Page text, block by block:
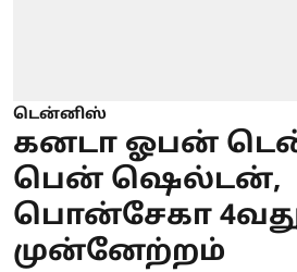
டென்னிஸ்
கனடா ஓபன்
பென் ஷெல்டன்,
பொன்சேகா 4வது
முன்னேற்றம்